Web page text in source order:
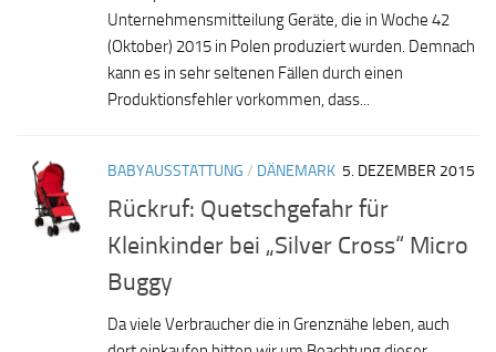
Unternehmensmitteilung Geräte, die in Woche 42
(Oktober) 2015 in Polen produziert wurden. Demnach
kann es in sehr seltenen Fällen durch einen
Produktionsfehler vorkommen, dass...
BABYAUSSTATTUNG / DÄNEMARK 5. DEZEMBER 2015
Rückruf: Quetschgefahr für
Kleinkinder bei „Silver Cross“ Micro
Buggy
Da viele Verbraucher die in Grenznähe leben, auch